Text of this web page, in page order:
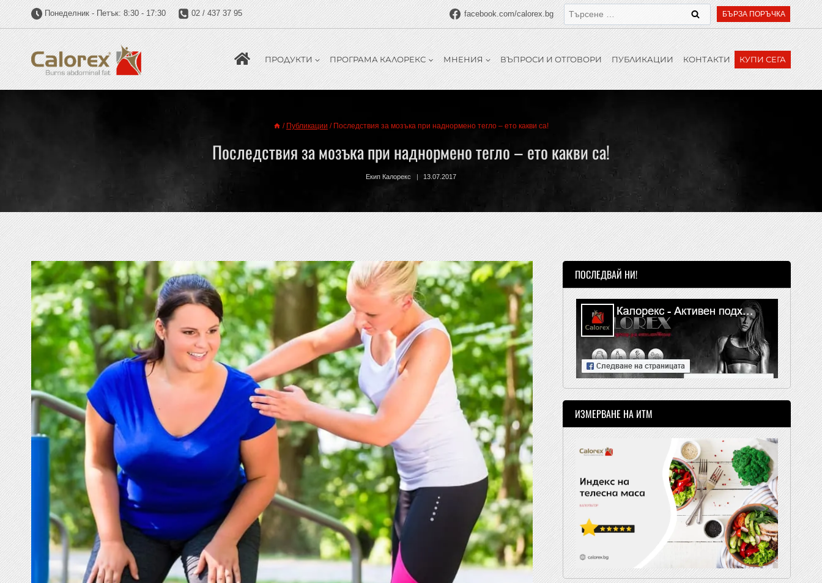
Понеделник - Петък: 8:30 - 17:30 02 / 437 37 95 facebook.com/calorex.bg БЪРЗА ПОРЪЧКА
ПРОДУКТИ ПРОГРАМА КАЛОРЕКС МНЕНИЯ ВЪПРОСИ И ОТГОВОРИ ПУБЛИКАЦИИ КОНТАКТИ КУПИ СЕГА
/ Публикации / Последствия за мозъка при наднормено тегло – ето какви са!
Последствия за мозъка при наднормено тегло – ето какви са!
Екип Калорекс 13.07.2017
ПОСЛЕДВАЙ НИ!
ИЗМЕРВАНЕ НА ИТМ